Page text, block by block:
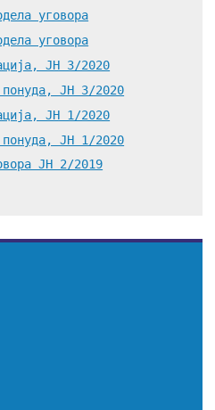
уговора
уговора
JН 3/2020
понуда, JН 3/2020
JН 1/2020
понуда, JН 1/2020
ЈН 2/2019